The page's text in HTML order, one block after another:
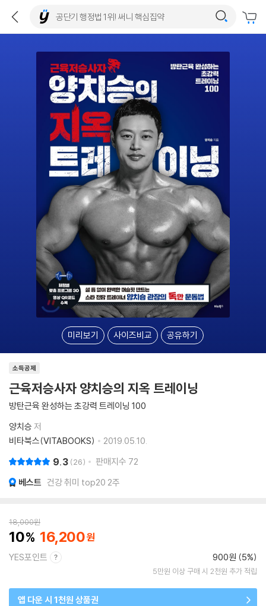
미리보기 사이즈비교 공유하기
소득공제
근육저승사자 양치승의 지옥 트레이닝
방탄근육 완성하는 초강력 트레이닝 100
양치승 저
비타북스(VITABOOKS)
2019.05.10.
9.3 26 판매지수 72
베스트 건강 취미 top20 2주
18,000원
10 16,200
YES포인트 900원 (5%)
5만원 이상 구매 시 2천원 추가 적립
앱 다운 시 1천원 상품권